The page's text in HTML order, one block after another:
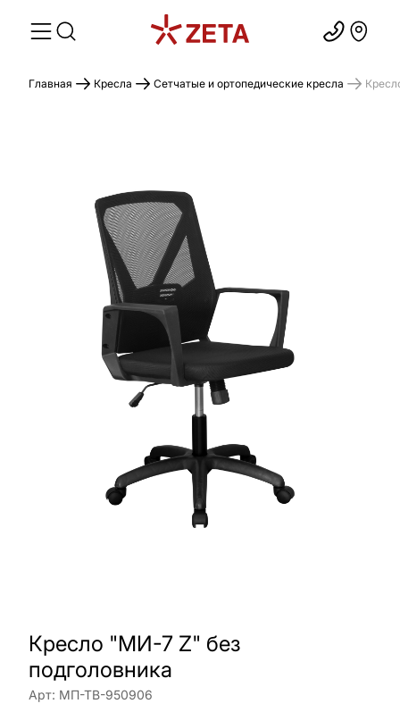
Главная Кресла Сетчатые и ортопедические кресла
Кресло "МИ-7 Z" без
подголовника
Арт: МП-ТВ-950906